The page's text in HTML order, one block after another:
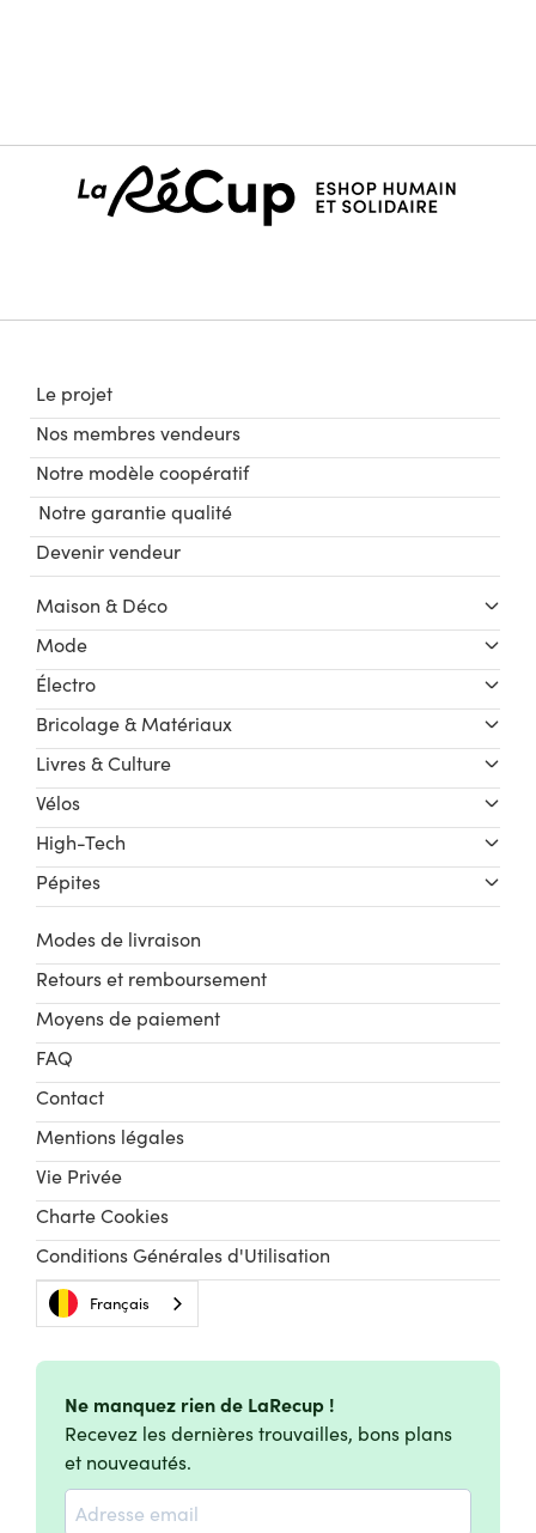
Le projet
Nos membres vendeurs
Notre modèle coopératif
Notre garantie qualité
Devenir vendeur
Maison & Déco
Mode
Électro
Bricolage & Matériaux
Livres & Culture
Vélos
High-Tech
Pépites
Modes de livraison
Retours et remboursement
Moyens de paiement
FAQ
Contact
Mentions légales
Vie Privée
Charte Cookies
Conditions Générales d'Utilisation
Français
Ne manquez rien de LaRecup !
Recevez les dernières trouvailles, bons plans
et nouveautés.